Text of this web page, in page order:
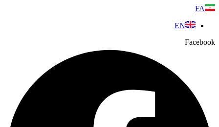
پرش
محتوا
FA
EN
Facebook